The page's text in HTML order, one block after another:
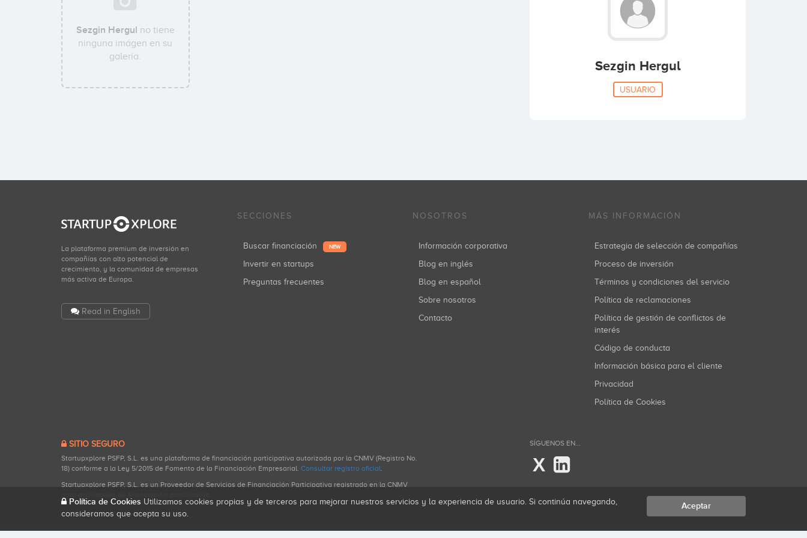
Sezgin Hergul no tiene
ninguna imágen en su
galería.
Sezgin Hergul
USUARIO
La plataforma premium de inversión en
compañías con alto potencial de
crecimiento, y la comunidad de empresas
más activa de Europa.
Read in English
SECCIONES
Buscar financiación NEW
Invertir en startups
Preguntas frecuentes
NOSOTROS
Información corporativa
Blog en inglés
Blog en español
Sobre nosotros
Contacto
MÁS INFORMACIÓN
Estrategia de selección de compañías
Proceso de inversión
Términos y condiciones del servicio
Política de reclamaciones
Política de gestión de conflictos de
interés
Código de conducta
Información básica para el cliente
Privacidad
Política de Cookies
SITIO SEGURO
Startupxplore PSFP, S.L. es una plataforma de financiación participativa autorizada por la CNMV (Registro No.
18) conforme a la Ley 5/2015 de Fomento de la Financiación Empresarial. Consultar registro oficial.
Startupxplore PSFP, S.L. es un Proveedor de Servicios de Financiación Participativa registrado en la CNMV
SÍGUENOS EN...
X
Política de Cookies Utilizamos cookies propias y de terceros para mejorar nuestros servicios y la experiencia de usuario. Si continúa navegando,
consideramos que acepta su uso.
Aceptar